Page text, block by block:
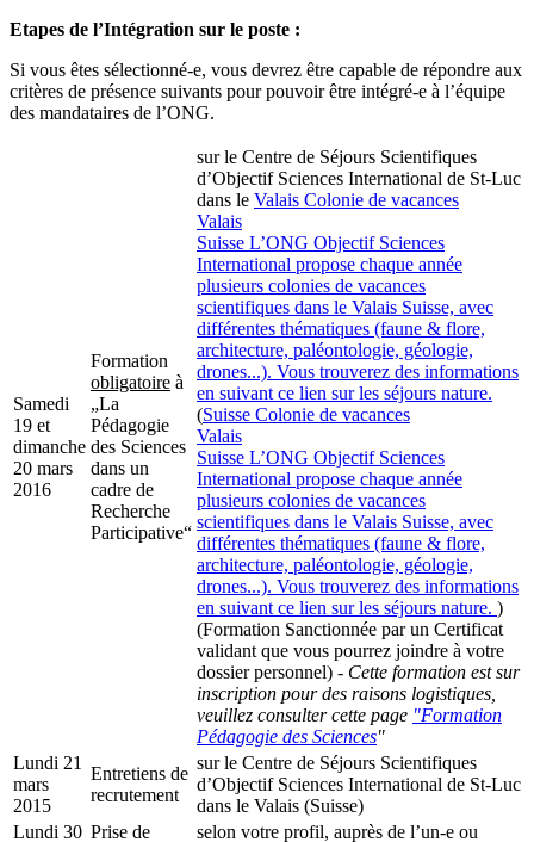
Etapes de l’Intégration sur le poste :
Si vous êtes sélectionné-e, vous devrez être capable de répondre aux
critères de présence suivants pour pouvoir être intégré-e à l’équipe
des mandataires de l’ONG.
Samedi
19 et
dimanche
20 mars
2016
Formation
obligatoire à
„La
Pédagogie
des Sciences
dans un
cadre de
Recherche
Participative“
sur le Centre de Séjours Scientifiques
d’Objectif Sciences International de St-Luc
dans le Valais Colonie de vacances
Valais
Suisse L’ONG Objectif Sciences
International propose chaque année
plusieurs colonies de vacances
scientifiques dans le Valais Suisse, avec
différentes thématiques (faune & flore,
architecture, paléontologie, géologie,
drones...). Vous trouverez des informations
en suivant ce lien sur les séjours nature.
(Suisse Colonie de vacances
Valais
Suisse L’ONG Objectif Sciences
International propose chaque année
plusieurs colonies de vacances
scientifiques dans le Valais Suisse, avec
différentes thématiques (faune & flore,
architecture, paléontologie, géologie,
drones...). Vous trouverez des informations
en suivant ce lien sur les séjours nature. )
(Formation Sanctionnée par un Certificat
validant que vous pourrez joindre à votre
dossier personnel) - Cette formation est sur
inscription pour des raisons logistiques,
veuillez consulter cette page "Formation
Pédagogie des Sciences"
Lundi 21
mars
2015
Entretiens de
recrutement
sur le Centre de Séjours Scientifiques
d’Objectif Sciences International de St-Luc
dans le Valais (Suisse)
Lundi 30 Prise de selon votre profil, auprès de l’un-e ou